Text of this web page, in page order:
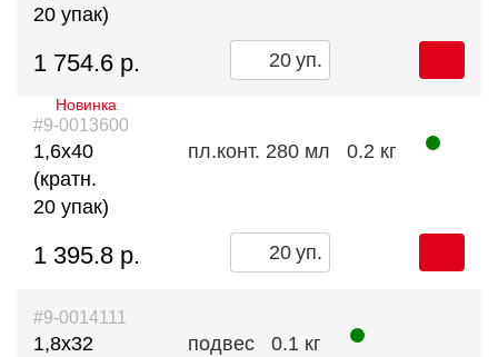
20 упак)
1 754.6 р. уп.
#9-0013600
Новинка
1,6х40
(кратн.
20 упак)
пл.конт. 280 мл 0.2 кг
1 395.8 р. уп.
#9-0014111
1,8х32
подвес 0.1 кг